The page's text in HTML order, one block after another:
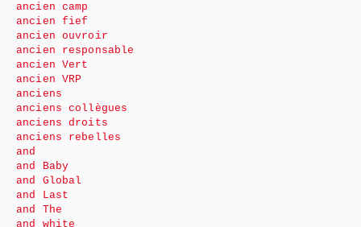
ancien camp
ancien fief
ancien ouvroir
ancien responsable
ancien Vert
ancien VRP
anciens
anciens collègues
anciens droits
anciens rebelles
and
and Baby
and Global
and Last
and The
and white